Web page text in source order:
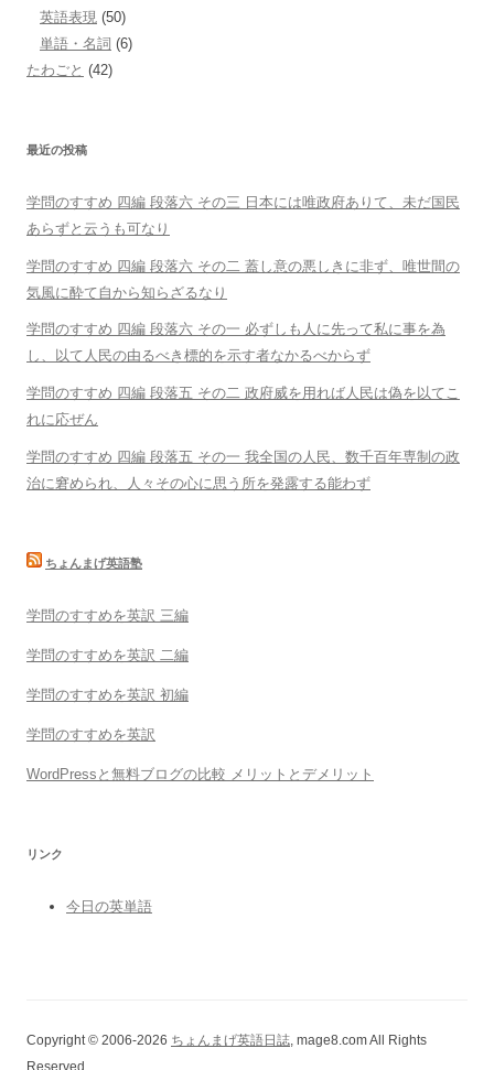
英語表現 (50)
単語・名詞 (6)
たわごと (42)
最近の投稿
学問のすすめ 四編 段落六 その三 日本には唯政府ありて、未だ国民
あらずと云うも可なり
学問のすすめ 四編 段落六 その二 蓋し意の悪しきに非ず、唯世間の
気風に酔て自から知らざるなり
学問のすすめ 四編 段落六 その一 必ずしも人に先って私に事を為
し、以て人民の由るべき標的を示す者なかるべからず
学問のすすめ 四編 段落五 その二 政府威を用れば人民は偽を以てこ
れに応ぜん
学問のすすめ 四編 段落五 その一 我全国の人民、数千百年専制の政
治に窘められ、人々その心に思う所を発露する能わず
ちょんまげ英語塾
学問のすすめを英訳 三編
学問のすすめを英訳 二編
学問のすすめを英訳 初編
学問のすすめを英訳
WordPressと無料ブログの比較 メリットとデメリット
リンク
今日の英単語
Copyright © 2006-2026 ちょんまげ英語日誌, mage8.com All Rights
Reserved